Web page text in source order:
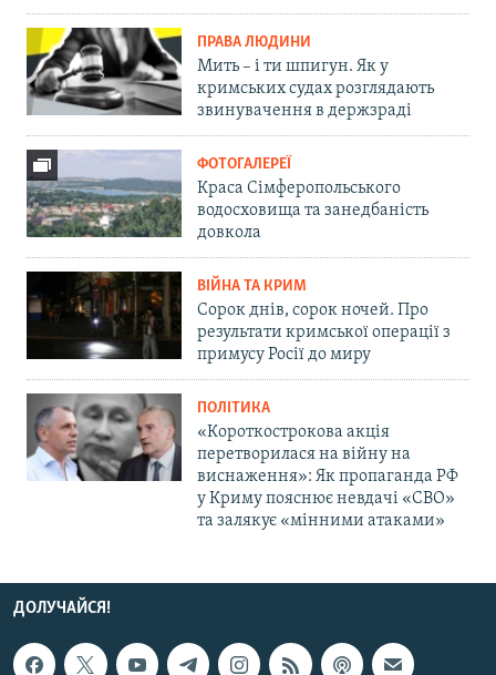
ПРАВА ЛЮДИНИ
Мить – і ти шпигун. Як у
кримських судах розглядають
звинувачення в держзраді
ФОТОГАЛЕРЕЇ
Краса Сімферопольського
водосховища та занедбаність
довкола
ВІЙНА ТА КРИМ
Сорок днів, сорок ночей. Про
результати кримської операції з
примусу Росії до миру
ПОЛІТИКА
«Короткострокова акція
перетворилася на війну на
виснаження»: Як пропаганда РФ
у Криму пояснює невдачі «СВО»
та залякує «мінними атаками»
ДОЛУЧАЙСЯ!